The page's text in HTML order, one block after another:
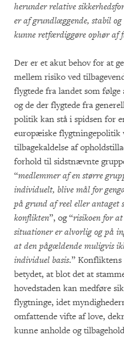
herunder relative
er af grundlæggende, stabil
kunne retfærdiggøre ophør af
Der er et akut behov for at
mellem risiko ved
flygtede fra landet som
og de der flygtede fra
politik kan stå i spidsen for
europæiske flygtningepolitik
tilbagekaldelse af
forhold til sidstnævnte
“medlemmer af en større
individuelt, blive mål for
på grund af reel eller
konflikten”, og “risikoen for
situationer er alvorlig og på
at den pågældende muligvis
individuel basis.” Konfliktens
betydet, at blot det at
hovedstaden kan medføre
flygtninge, idet
omfattende vifte af love,
kunne anholde og